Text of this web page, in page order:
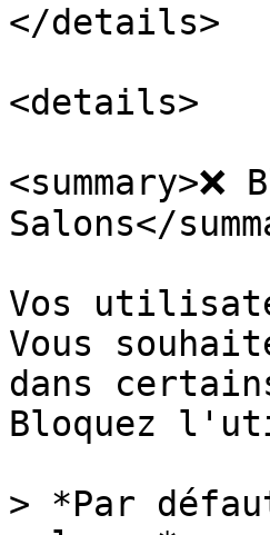
</details>
<details>
Salons</
Vos
Vous
dans
Bloquez
> *Par